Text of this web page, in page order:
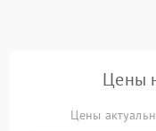
Цены
Цены